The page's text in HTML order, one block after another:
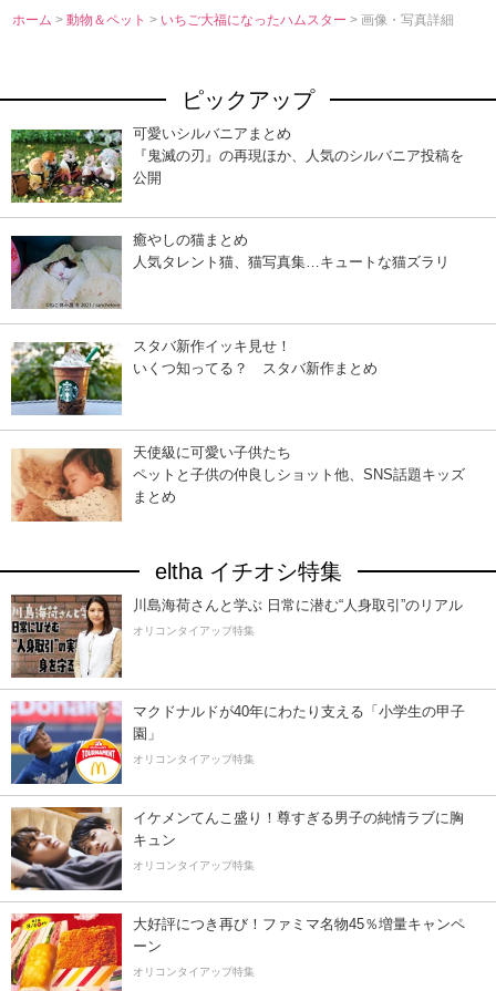
ホーム >動物＆ペット> いちご大福になったハムスター> 画像・写真詳細
ピックアップ
可愛いシルバニアまとめ
『鬼滅の刃』の再現ほか、人気のシルバニア投稿を
公開
癒やしの猫まとめ
人気タレント猫、猫写真集…キュートな猫ズラリ
スタバ新作イッキ見せ！
いくつ知ってる？ スタバ新作まとめ
天使級に可愛い子供たち
ペットと子供の仲良しショット他、SNS話題キッズ
まとめ
eltha イチオシ特集
川島海荷さんと学ぶ 日常に潜む“人身取引”のリアル
オリコンタイアップ特集
マクドナルドが40年にわたり支える「小学生の甲子
園」
オリコンタイアップ特集
イケメンてんこ盛り！尊すぎる男子の純情ラブに胸
キュン
オリコンタイアップ特集
大好評につき再び！ファミマ名物45％増量キャンペ
ーン
オリコンタイアップ特集